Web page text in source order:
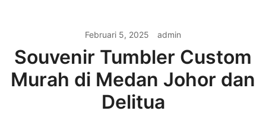
Februari 5, 2025 admin
Souvenir Tumbler Custom
Murah di Medan Johor dan
Delitua